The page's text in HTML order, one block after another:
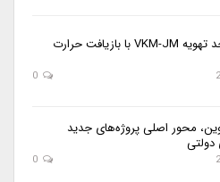
دایکین از واحد تهویه VKM-JM با بازیافت حرارت
محور اصلی پروژه‌های جدید